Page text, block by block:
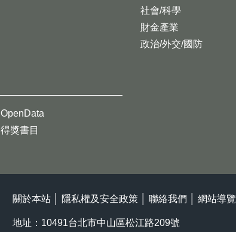
社會/科學
財金產業
政治/外交/國防
OpenData
得獎書目
關於本站 隱私權及安全政策 聯絡我們 網站導覽
地址：10491台北市中山區松江路209號